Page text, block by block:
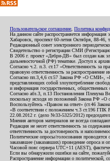
Пользовательское соглашение Политика
На данном сайте распространяется
Хабаровск, проспект 60-летия Октября, 88-46,
Редакционный совет электронного
Свидетельство о регистрации СМИ
В 2006 г. проект «Дебри-ДВ» был создан как
дальневосточной (РФ) тематике. Доступ к
Согласно ч.2. п.3. ст.17 «Ответственность за
правовую ответственность за
Согласно пп.3,4,6 ст.57 Закона РФ «О СМИ»,
представляющих собой злоупотребление
и информация государственных, общественных
Согласно абз.3, п.13 Постановления Пленума
поскольку исходя из положений Закона РФ «О
Воспользуйтесь «Правом на ответ» (ст.46
«В соответствии с положением ч.3 ст.196 ГПК
22.08.2012 г. (дело №33-5325/2012)
Мнения авторов материалов не всегда
Редакция не несет ответственность за
ответственность за достоверность и
Политические опросы/голосования
заказавшее (заказавших) проведение опроса и
Часовой пояс сервера UTC+11 (AEST),
Если вы обнаружили ошибки на сайте,
Распространение информации о